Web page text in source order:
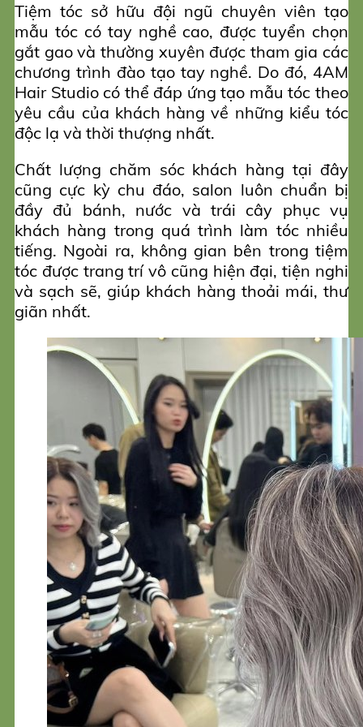
Tiệm tóc sở hữu đội ngũ chuyên viên tạo
mẫu tóc có tay nghề cao, được tuyển chọn
gắt gao và thường xuyên được tham gia các
chương trình đào tạo tay nghề. Do đó, 4AM
Hair Studio có thể đáp ứng tạo mẫu tóc theo
yêu cầu của khách hàng về những kiểu tóc
độc lạ và thời thượng nhất.
Chất lượng chăm sóc khách hàng tại đây
cũng cực kỳ chu đáo, salon luôn chuẩn bị
đầy đủ bánh, nước và trái cây phục vụ
khách hàng trong quá trình làm tóc nhiều
tiếng. Ngoài ra, không gian bên trong tiệm
tóc được trang trí vô cũng hiện đại, tiện nghi
và sạch sẽ, giúp khách hàng thoải mái, thư
giãn nhất.